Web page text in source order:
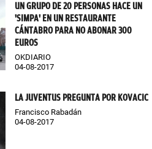
UN GRUPO DE 20 PERSONAS HACE UN
'SIMPA' EN UN RESTAURANTE
CÁNTABRO PARA NO ABONAR 300
EUROS
OKDIARIO
04-08-2017
LA JUVENTUS PREGUNTA POR KOVACIC
Francisco Rabadán
04-08-2017